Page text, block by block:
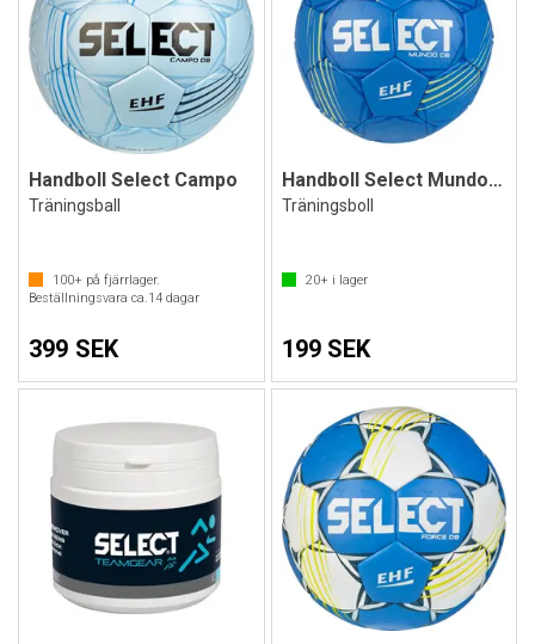
Handboll Select Campo
Träningsball
100+ på fjärrlager.
Beställningsvara ca.14 dagar
399 SEK
Handboll Select Mundo DB V24
Träningsboll
20+i lager
199 SEK